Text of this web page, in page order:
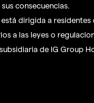
consecuencias.
dirigida a
a las leyes o
de IG Group